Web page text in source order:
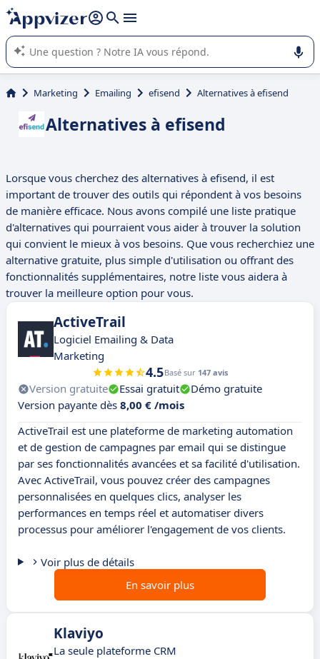
répondre (plusieurs lignes avec
L'IA de Appvizer vous guide dans l'utilisation ou la sélection de
logiciel SaaS en entreprise.
Marketing Emailing efisend Alternatives à efisend
Alternatives à efisend
Lorsque vous cherchez des alternatives à efisend, il est
important de trouver des outils qui répondent à vos besoins
de manière efficace. Nous avons compilé une liste pratique
d'alternatives qui pourraient vous aider à trouver la solution
qui convient le mieux à vos besoins. Que vous recherchiez une
alternative gratuite, plus simple d'utilisation ou offrant des
fonctionnalités supplémentaires, notre liste vous aidera à
trouver la meilleure option pour vous.
ActiveTrail
Logiciel Emailing & Data
Marketing
4.5Basé sur 147 avis
Version gratuite Essai gratuit
Démo gratuite
Version payante dès 8,00 € /mois
ActiveTrail est une plateforme de marketing automation
et de gestion de campagnes par email qui se distingue
par ses fonctionnalités avancées et sa facilité d'utilisation.
Avec ActiveTrail, vous pouvez créer des campagnes
personnalisées en quelques clics, analyser les
performances en temps réel et automatiser divers
processus pour améliorer l'engagement de vos clients.
Voir plus de détails
En savoir plus
Klaviyo
La seule plateforme CRM